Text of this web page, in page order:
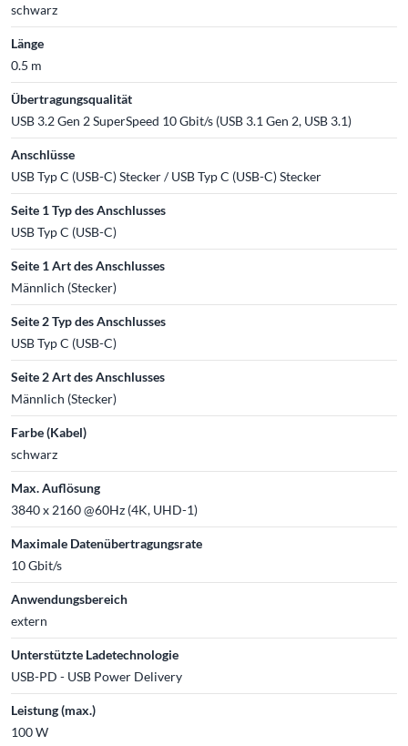
schwarz
Länge
0.5 m
Übertragungsqualität
USB 3.2 Gen 2 SuperSpeed 10 Gbit/s (USB 3.1 Gen 2, USB 3.1)
Anschlüsse
USB Typ C (USB-C) Stecker / USB Typ C (USB-C) Stecker
Seite 1 Typ des Anschlusses
USB Typ C (USB-C)
Seite 1 Art des Anschlusses
Männlich (Stecker)
Seite 2 Typ des Anschlusses
USB Typ C (USB-C)
Seite 2 Art des Anschlusses
Männlich (Stecker)
Farbe (Kabel)
schwarz
Max. Auflösung
3840 x 2160 @60Hz (4K, UHD-1)
Maximale Datenübertragungsrate
10 Gbit/s
Anwendungsbereich
extern
Unterstützte Ladetechnologie
USB-PD - USB Power Delivery
Leistung (max.)
100 W